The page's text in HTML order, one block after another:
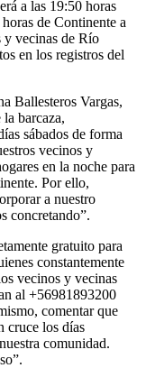
a las 19:50 horas
de Continente a
y vecinas de Río
en los registros del
Ballesteros Vargas,
barcaza,
sábados de forma
vecinos y
en la noche para
Por ello,
a nuestro
concretando”.
gratuito para
constantemente
vecinos y vecinas
al +56981893200
comentar que
cruce los días
comunidad.